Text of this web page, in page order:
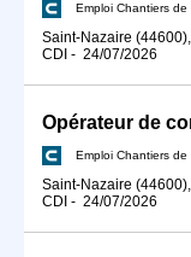
Emploi Chantiers de
Saint-Nazaire
CDI - 24/07/2026
Opérateur de
Emploi Chantiers de
Saint-Nazaire
CDI - 24/07/2026